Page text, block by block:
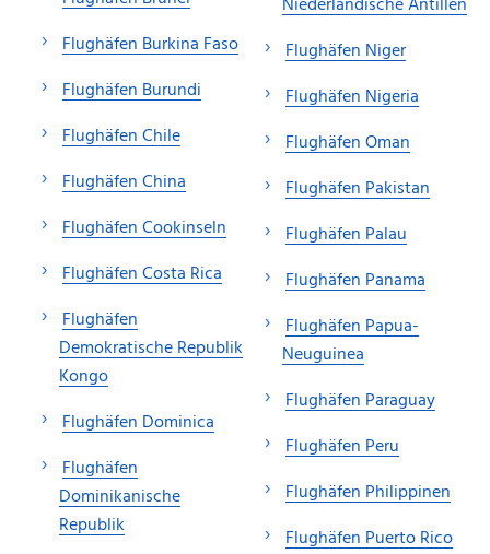
Flughäfen Burkina Faso
Flughäfen Burundi
Flughäfen Chile
Flughäfen China
Flughäfen Cookinseln
Flughäfen Costa Rica
Flughäfen
Demokratische Republik
Kongo
Flughäfen Dominica
Flughäfen
Dominikanische
Republik
Flughäfen Niger
Flughäfen Nigeria
Flughäfen Oman
Flughäfen Pakistan
Flughäfen Palau
Flughäfen Panama
Flughäfen Papua-
Neuguinea
Flughäfen Paraguay
Flughäfen Peru
Flughäfen Philippinen
Flughäfen Puerto Rico